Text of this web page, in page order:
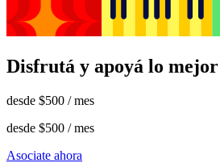
Disfrutá y apoyá lo
desde $500 / mes
desde $500 / mes
Asociate ahora